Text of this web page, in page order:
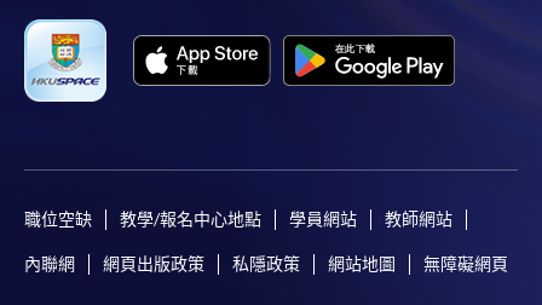
職位空缺 教學/報名中心地點 學員網站 教師網站
內聯網 網頁出版政策 私隱政策 網站地圖 無障礙網頁